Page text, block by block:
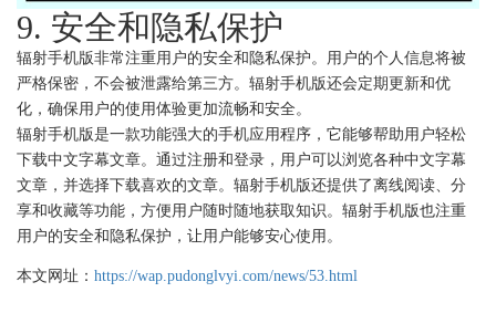
9. 安全和隐私保护
辐射手机版非常注重用户的安全和隐私保护。用户的个人信息将被
严格保密，不会被泄露给第三方。辐射手机版还会定期更新和优
化，确保用户的使用体验更加流畅和安全。
辐射手机版是一款功能强大的手机应用程序，它能够帮助用户轻松
下载中文字幕文章。通过注册和登录，用户可以浏览各种中文字幕
文章，并选择下载喜欢的文章。辐射手机版还提供了离线阅读、分
享和收藏等功能，方便用户随时随地获取知识。辐射手机版也注重
用户的安全和隐私保护，让用户能够安心使用。
本文网址： https://wap.pudonglvyi.com/news/53.html